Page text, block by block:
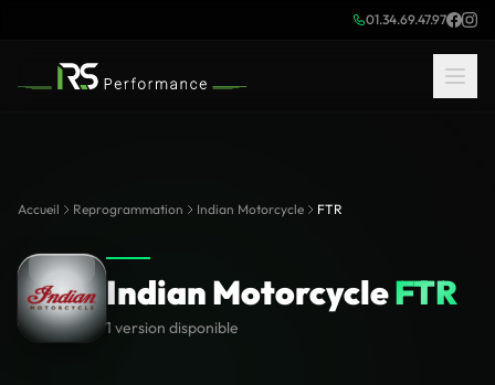
01.34.69.47.97
Accueil Reprogrammation Indian Motorcycle FTR
Indian MotorcycleFTR
1 version disponible